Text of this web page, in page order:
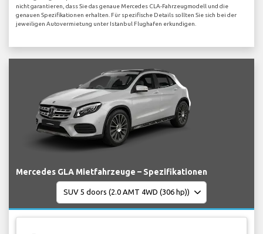
nicht garantieren, dass Sie das genaue Mercedes CLA-Fahrzeugmodell und die
genauen Spezifikationen erhalten. Für spezifische Details sollten Sie sich bei der
jeweiligen Autovermietung unter Istanbul Flughafen erkundigen.
Mercedes GLA Mietfahrzeuge – Spezifikationen